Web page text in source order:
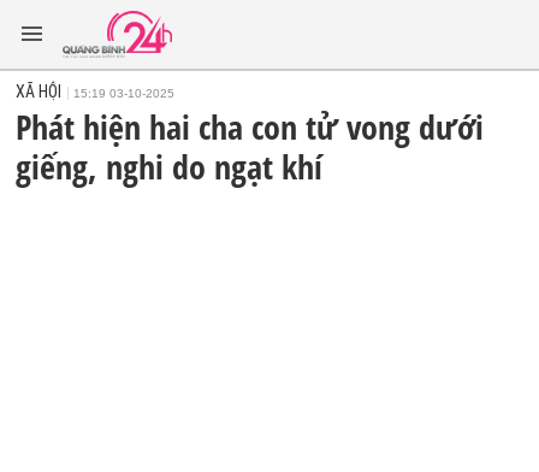
XÃ HỘI 15:19 03-10-2025
Phát hiện hai cha con tử vong dưới
giếng, nghi do ngạt khí